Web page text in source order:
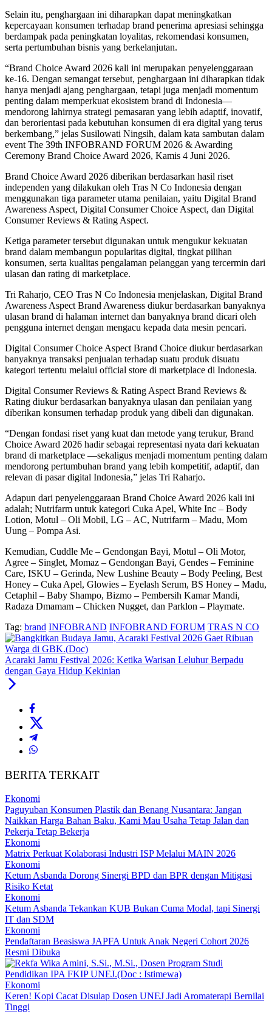
Selain itu, penghargaan ini diharapkan dapat meningkatkan
kepercayaan konsumen terhadap brand penerima apresiasi sehingga
berdampak pada peningkatan loyalitas, rekomendasi konsumen,
serta pertumbuhan bisnis yang berkelanjutan.
“Brand Choice Award 2026 kali ini merupakan penyelenggaraan
ke-16. Dengan semangat tersebut, penghargaan ini diharapkan tidak
hanya menjadi ajang penghargaan, tetapi juga menjadi momentum
penting dalam memperkuat ekosistem brand di Indonesia—
mendorong lahirnya strategi pemasaran yang lebih adaptif, inovatif,
dan berorientasi pada kebutuhan konsumen di era digital yang terus
berkembang,” jelas Susilowati Ningsih, dalam kata sambutan dalam
event The 39th INFOBRAND FORUM 2026 & Awarding
Ceremony Brand Choice Award 2026, Kamis 4 Juni 2026.
Brand Choice Award 2026 diberikan berdasarkan hasil riset
independen yang dilakukan oleh Tras N Co Indonesia dengan
menggunakan tiga parameter utama penilaian, yaitu Digital Brand
Awareness Aspect, Digital Consumer Choice Aspect, dan Digital
Consumer Reviews & Rating Aspect.
Ketiga parameter tersebut digunakan untuk mengukur kekuatan
brand dalam membangun popularitas digital, tingkat pilihan
konsumen, serta kualitas pengalaman pelanggan yang tercermin dari
ulasan dan rating di marketplace.
Tri Raharjo, CEO Tras N Co Indonesia menjelaskan, Digital Brand
Awareness Aspect Brand Awareness diukur berdasarkan banyaknya
ulasan brand di halaman internet dan banyaknya brand dicari oleh
pengguna internet dengan mengacu kepada data mesin pencari.
Digital Consumer Choice Aspect Brand Choice diukur berdasarkan
banyaknya transaksi penjualan terhadap suatu produk disuatu
kategori tertentu melalui official store di marketplace di Indonesia.
Digital Consumer Reviews & Rating Aspect Brand Reviews &
Rating diukur berdasarkan banyaknya ulasan dan penilaian yang
diberikan konsumen terhadap produk yang dibeli dan digunakan.
“Dengan fondasi riset yang kuat dan metode yang terukur, Brand
Choice Award 2026 hadir sebagai representasi nyata dari kekuatan
brand di marketplace —sekaligus menjadi momentum penting dalam
mendorong pertumbuhan brand yang lebih kompetitif, adaptif, dan
relevan di pasar digital Indonesia,” jelas Tri Raharjo.
Adapun dari penyelenggaraan Brand Choice Award 2026 kali ini
adalah; Nutrifarm untuk kategori Cuka Apel, White Inc – Body
Lotion, Motul – Oli Mobil, LG – AC, Nutrifarm – Madu, Mom
Uung – Pompa Asi.
Kemudian, Cuddle Me – Gendongan Bayi, Motul – Oli Motor,
Agree – Singlet, Momaz – Gendongan Bayi, Gendes – Feminine
Care, ISKU – Gerinda, New Lushine Beauty – Body Peeling, Best
Honey – Cuka Apel, Glowies – Eyelash Serum, BS Honey – Madu,
Cetaphil – Baby Shampo, Bizmo – Pembersih Kamar Mandi,
Radaza Dmamam – Chicken Nugget, dan Parklon – Playmate.
Tag: brand INFOBRAND INFOBRAND FORUM TRAS N CO
Acaraki Jamu Festival 2026: Ketika Warisan Leluhur Berpadu
dengan Gaya Hidup Kekinian
BERITA TERKAIT
Ekonomi
Paguyuban Konsumen Plastik dan Benang Nusantara: Jangan
Naikkan Harga Bahan Baku, Kami Mau Usaha Tetap Jalan dan
Pekerja Tetap Bekerja
Ekonomi
Matrix Perkuat Kolaborasi Industri ISP Melalui MAIN 2026
Ekonomi
Ketum Asbanda Dorong Sinergi BPD dan BPR dengan Mitigasi
Risiko Ketat
Ekonomi
Ketum Asbanda Tekankan KUB Bukan Cuma Modal, tapi Sinergi
IT dan SDM
Ekonomi
Pendaftaran Beasiswa JAPFA Untuk Anak Negeri Cohort 2026
Resmi Dibuka
Ekonomi
Keren! Kopi Cacat Disulap Dosen UNEJ Jadi Aromaterapi Bernilai
Tinggi